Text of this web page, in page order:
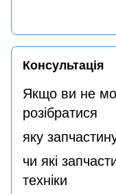
Консультація
Якщо ви не
розібратися
яку
чи які
техніки